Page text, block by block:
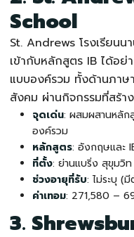
School
St. Andrewsโรงเรียนน
เข้ากับหลักสูตร IB ได้อ
แบบองค์รวม ทั้งด้านภา
สังคม ผ่านกิจกรรมที่สร้า
จุดเด่น: ผสมผสานหลัก
องค์รวม
หลักสูตร: อังกฤษและ
ที่ตั้ง: ย่านแบริ่ง สุขุมวิท
ช่วงอายุที่รับ: ไม่ระบุ (
ค่าเทอม: 271,580 –
3.